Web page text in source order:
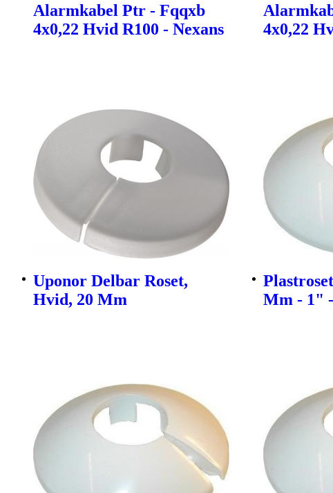
Alarmkabel Ptr - Fqqxb
4x0,22 Hvid R100 - Nexans
4x0,22
Uponor Delbar Roset,
Hvid, 20 Mm
Mm - 1"